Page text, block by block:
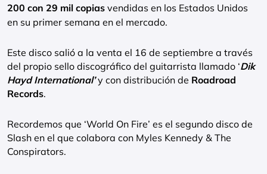
200 con 29 mil copias vendidas en los Estados Unidos
en su primer semana en el mercado.
Este disco salió a la venta el 16 de septiembre a través
del propio sello discográfico del guitarrista llamado ‘Dik
Hayd International’y con distribución de Roadroad
Records.
Recordemos que ‘World On Fire’ es el segundo disco de
Slash en el que colabora con Myles Kennedy & The
Conspirators.